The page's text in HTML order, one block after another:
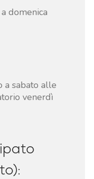
domenica
a sabato alle
venerdì